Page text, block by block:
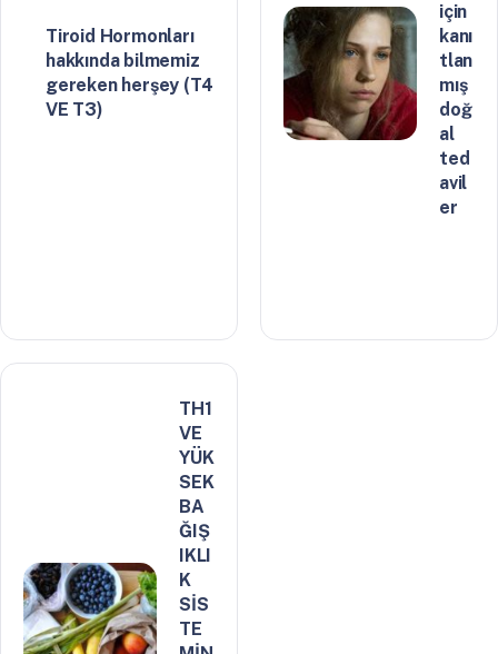
Tiroid Hormonları
hakkında bilmemiz
gereken herşey (T4
VE T3)
için
kanı
tlan
mış
doğ
al
ted
avil
er
TH1
VE
YÜK
SEK
BA
ĞIŞ
IKLI
K
SİS
TE